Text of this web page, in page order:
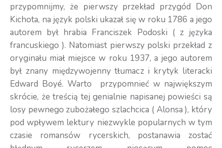
przypomnijmy, że pierwszy przekład przygód Don
Kichota, na język polski ukazał się w roku 1786 a jego
autorem był hrabia Franciszek Podoski ( z języka
francuskiego ). Natomiast pierwszy polski przekład z
oryginału miał miejsce w roku 1937, a jego autorem
był znany międzywojenny tłumacz i krytyk literacki
Edward Boyé. Warto przypomnieć w największym
skrócie, że treścią tej genialnie napisanej powieści są
losy pewnego zubożałego szlachcica ( Alonsa ), który
pod wpływem lektury niezwykle popularnych w tym
czasie romansów rycerskich, postanawia zostać